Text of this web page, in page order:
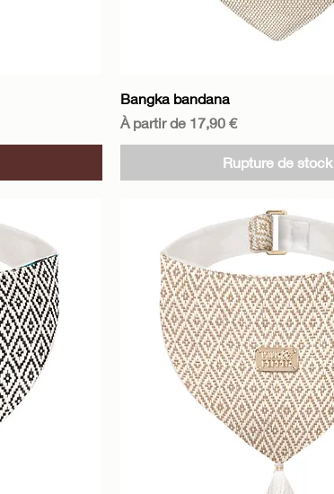
Bangka bandana
À partir de 17,90 €
Prix promotionnel
Rupture de stock